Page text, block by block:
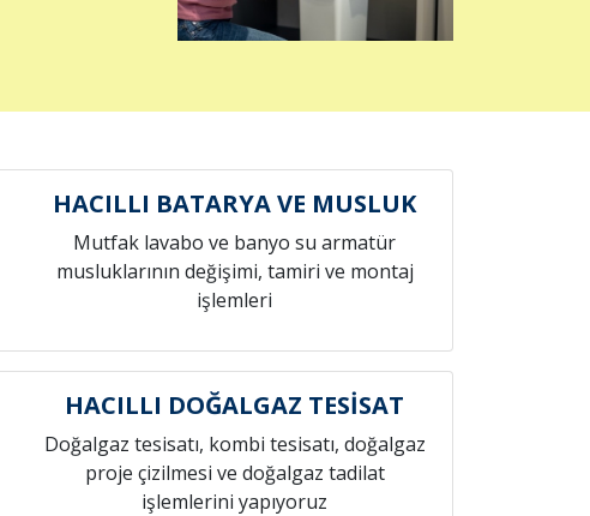
HACILLI BATARYA VE MUSLUK
Mutfak lavabo ve banyo su armatür
musluklarının değişimi, tamiri ve montaj
işlemleri
HACILLI DOĞALGAZ TESİSAT
Doğalgaz tesisatı, kombi tesisatı, doğalgaz
proje çizilmesi ve doğalgaz tadilat
işlemlerini yapıyoruz